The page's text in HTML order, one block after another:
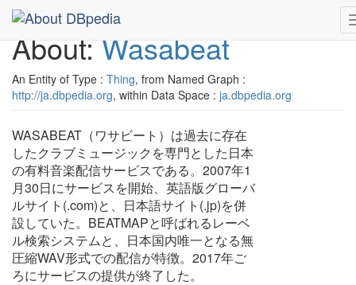
About:Wasabeat
An Entity of Type : Thing, from Named Graph :
http://ja.dbpedia.org, within Data Space : ja.dbpedia.org
WASABEAT（ワサビート）は過去に存在
したクラブミュージックを専門とした日本
の有料音楽配信サービスである。2007年1
月30日にサービスを開始、英語版グローバ
ルサイト(.com)と、日本語サイト(.jp)を併
設していた。BEATMAPと呼ばれるレーベ
ル検索システムと、日本国内唯一となる無
圧縮WAV形式での配信が特徴。2017年ご
ろにサービスの提供が終了した。